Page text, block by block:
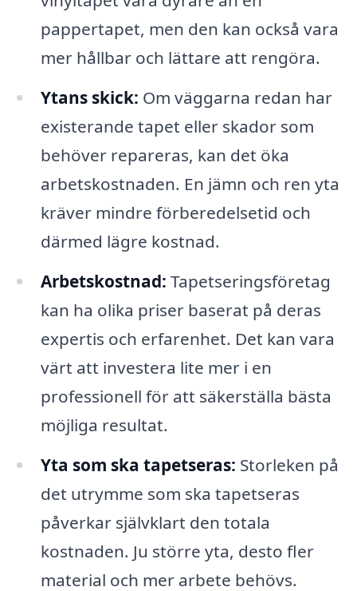
pappertapet, men den kan också vara
mer hållbar och lättare att rengöra.
Ytans skick: Om väggarna redan har
existerande tapet eller skador som
behöver repareras, kan det öka
arbetskostnaden. En jämn och ren yta
kräver mindre förberedelsetid och
därmed lägre kostnad.
Arbetskostnad: Tapetseringsföretag
kan ha olika priser baserat på deras
expertis och erfarenhet. Det kan vara
värt att investera lite mer i en
professionell för att säkerställa bästa
möjliga resultat.
Yta som ska tapetseras: Storleken på
det utrymme som ska tapetseras
påverkar självklart den totala
kostnaden. Ju större yta, desto fler
material och mer arbete behövs.